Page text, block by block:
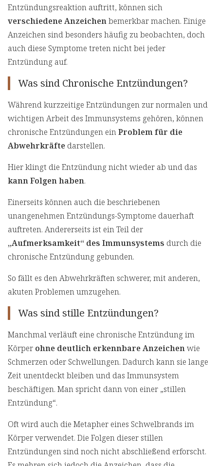
Entzündungsreaktion auftritt, können sich
verschiedene Anzeichenbemerkbar machen. Einige
Anzeichen sind besonders häufig zu beobachten, doch
auch diese Symptome treten nicht bei jeder
Entzündung auf.
Was sind Chronische Entzündungen?
Während kurzzeitige Entzündungen zur normalen und
wichtigen Arbeit des Immunsystems gehören, können
chronische Entzündungen einProblem für die
Abwehrkräfte darstellen.
Hier klingt die Entzündung nicht wieder ab und das
kann Folgen haben.
Einerseits können auch die beschriebenen
unangenehmen Entzündungs-Symptome dauerhaft
auftreten. Andererseits ist ein Teil der
„Aufmerksamkeit“ des Immunsystems durch die
chronische Entzündung gebunden.
So fällt es den Abwehrkräften schwerer, mit anderen,
akuten Problemen umzugehen.
Was sind stille Entzündungen?
Manchmal verläuft eine chronische Entzündung im
Körper ohne deutlich erkennbare Anzeichenwie
Schmerzen oder Schwellungen. Dadurch kann sie lange
Zeit unentdeckt bleiben und das Immunsystem
beschäftigen. Man spricht dann von einer „stillen
Entzündung“.
Oft wird auch die Metapher eines Schwelbrands im
Körper verwendet. Die Folgen dieser stillen
Entzündungen sind noch nicht abschließend erforscht.